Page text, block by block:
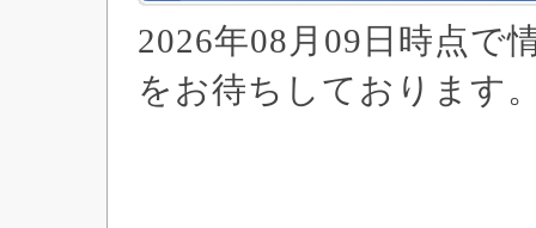
2026年08月09日時点で
をお待ちしております